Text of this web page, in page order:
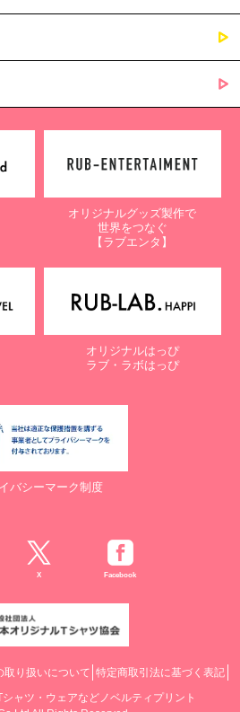
オリジナルグッズ製作で
世界をつなぐ
【ラブエンタ】
オリジナルはっぴ
ラブ・ラボはっぴ
バシーマーク制度
X Facebook
取り扱いについて 特定商取引法に基づく表記
ャツ・ウェアなどノベルティプリント